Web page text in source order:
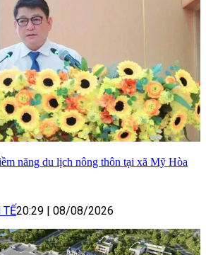
năng du lịch nông thôn tại xã Mỹ Hòa
TẾ20:29 | 08/08/2026